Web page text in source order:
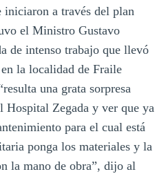
iniciaron a través del plan
el Ministro Gustavo
de intenso trabajo que llevó
la localidad de Fraile
una grata sorpresa
Hospital Zegada y ver que ya
para el cual está
ponga los materiales y la
la mano de obra”, dijo al